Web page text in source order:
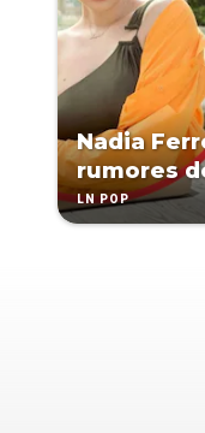
Nadia
rumores
LN POP